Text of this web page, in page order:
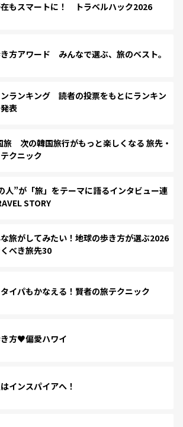
もスマートに！ トラベルハック2026
方アワード みんなで選ぶ、旅のベスト。
ランキング 読者の投票をもとにランキン
表
次の韓国旅行がもっと楽しくなる 旅先・
クニック
人”が「旅」をテーマに語るインタビュー連
STORY
旅がしてみたい！地球の歩き方が選ぶ2026
べき旅先30
イパもかなえる！賢者の旅テクニック
方♥偏愛ハワイ
インスパイアへ！